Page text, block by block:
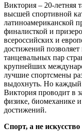
Виктория – 20-
высшей спортивной
латиноамериканской
финалисткой и
всероссийских и
достижений
танцевальных пар
крупнейших
лучшие спортсмены
выдохнуть. Но
Виктория проводит в
физике, биомеханике
достижений.
Спорт, а не искусство